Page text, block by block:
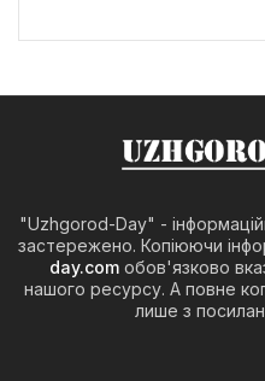
"Uzhgorod-Day" -
застережено. Копіюючи
day.com обов'язково
нашого ресурсу. А повне
лише з